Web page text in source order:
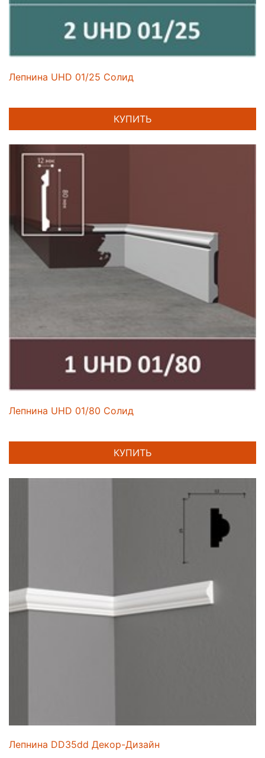
Лепнина UHD 01/25 Солид
КУПИТЬ
Лепнина UHD 01/80 Солид
КУПИТЬ
Лепнина DD35dd Декор-Дизайн